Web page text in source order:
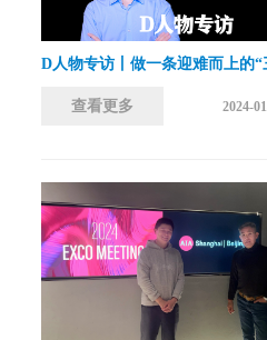
D人物专访丨做一条迎难而上的“
查看更多 2024-